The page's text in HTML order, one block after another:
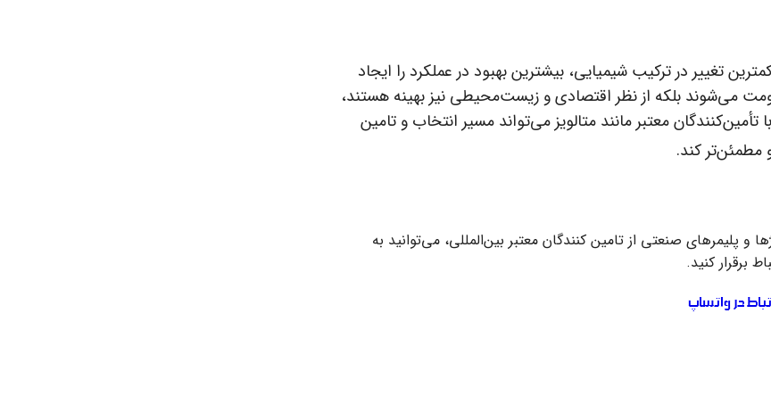
تغییر در ترکیب شیمیایی، بیشترین بهبود در عملکرد را ایجاد
می‌شوند بلکه از نظر اقتصادی و زیست‌محیطی نیز بهینه هستند،
معتبر مانند متالویز می‌تواند مسیر انتخاب و تامین
مطمئن‌تر کند.
پلیمرهای صنعتی از تامین کنندگان معتبر بین‌المللی، می‌توانید به
در واتساپ